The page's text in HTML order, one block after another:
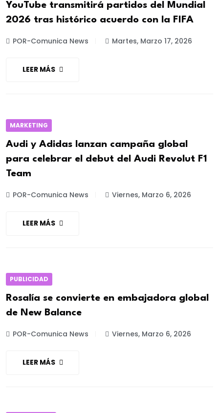
YouTube transmitirá partidos del Mundial
2026 tras histórico acuerdo con la FIFA
POR-Comunica News Martes, Marzo 17, 2026
LEER MÁS
MARKETING
Audi y Adidas lanzan campaña global
para celebrar el debut del Audi Revolut F1
Team
POR-Comunica News Viernes, Marzo 6, 2026
LEER MÁS
PUBLICIDAD
Rosalía se convierte en embajadora global
de New Balance
POR-Comunica News Viernes, Marzo 6, 2026
LEER MÁS